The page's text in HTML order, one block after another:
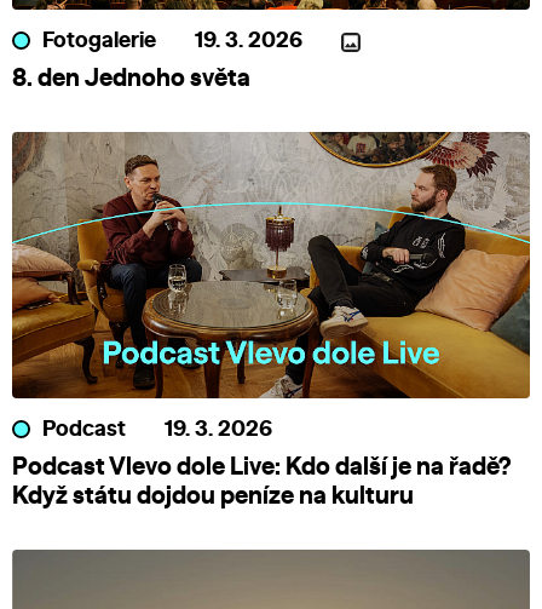
Fotogalerie 19. 3. 2026
8. den Jednoho světa
Podcast 19. 3. 2026
Podcast Vlevo dole Live: Kdo další je na řadě?
Když státu dojdou peníze na kulturu